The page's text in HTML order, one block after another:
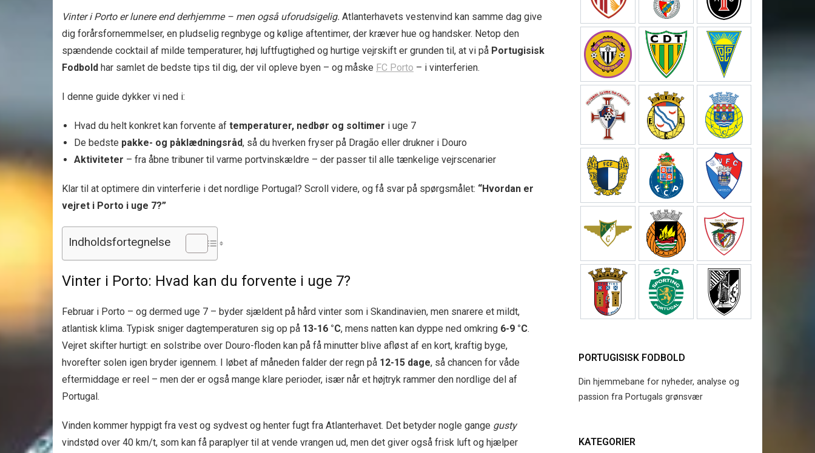
Vinter i Porto er lunere end derhjemme – men også uforudsigelig. Atlanterhavets vestenvind kan samme dag give
dig forårsfornemmelser, en pludselig regnbyge og kølige aftentimer, der kræver hue og handsker. Netop den
spændende cocktail af milde temperaturer, høj luftfugtighed og hurtige vejrskift er grunden til, at vi på Portugisisk
Fodbold har samlet de bedste tips til dig, der vil opleve byen – og måske FC Porto – i vinterferien.
I denne guide dykker vi ned i:
Hvad du helt konkret kan forvente af temperaturer, nedbør og soltimer i uge 7
De bedste pakke- og påklædningsråd, så du hverken fryser på Dragão eller drukner i Douro
Aktiviteter – fra åbne tribuner til varme portvinskældre – der passer til alle tænkelige vejrscenarier
Klar til at optimere din vinterferie i det nordlige Portugal? Scroll videre, og få svar på spørgsmålet: “Hvordan er
vejret i Porto i uge 7?”
Indholdsfortegnelse
Vinter i Porto: Hvad kan du forvente i uge 7?
Februar i Porto – og dermed uge 7 – byder sjældent på hård vinter som i Skandinavien, men snarere et mildt,
atlantisk klima. Typisk sniger dagtemperaturen sig op på 13-16 °C, mens natten kan dyppe ned omkring 6-9 °C.
Vejret skifter hurtigt: en solstribe over Douro-floden kan på få minutter blive afløst af en kort, kraftig byge,
hvorefter solen igen bryder igennem. I løbet af måneden falder der regn på 12-15 dage, så chancen for våde
eftermiddage er reel – men der er også mange klare perioder, især når et højtryk rammer den nordlige del af
Portugal.
Vinden kommer hyppigt fra vest og sydvest og henter fugt fra Atlanterhavet. Det betyder nogle gange gusty
vindstød over 40 km/t, som kan få paraplyer til at vende vrangen ud, men det giver også frisk luft og hjælper
PORTUGISISK FODBOLD
Din hjemmebane for nyheder, analyse og
passion fra Portugals grønsvær
KATEGORIER